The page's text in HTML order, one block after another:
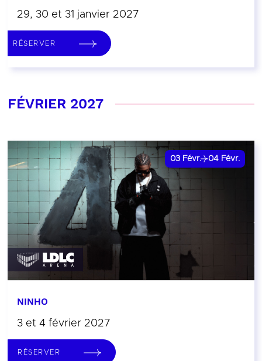
29, 30 et 31 janvier 2027
RÉSERVER
FÉVRIER 2027
03 Févr. 04 Févr.
NINHO
3 et 4 février 2027
RÉSERVER